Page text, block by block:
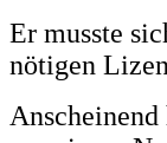
Er musste
nötigen